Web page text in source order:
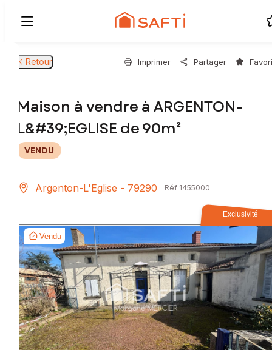
Retour Imprimer Partager
Maison à vendre à ARGENTON-
L&#39;EGLISE de 90m²
VENDU
Argenton-L'Eglise - 79290 Réf 1455000
Exclusivité
Vendu